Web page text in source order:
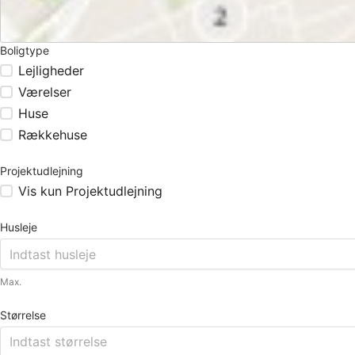
Boligtype
Lejligheder
Værelser
Huse
Rækkehuse
Projektudlejning
Vis kun Projektudlejning
Husleje
Max.
Størrelse